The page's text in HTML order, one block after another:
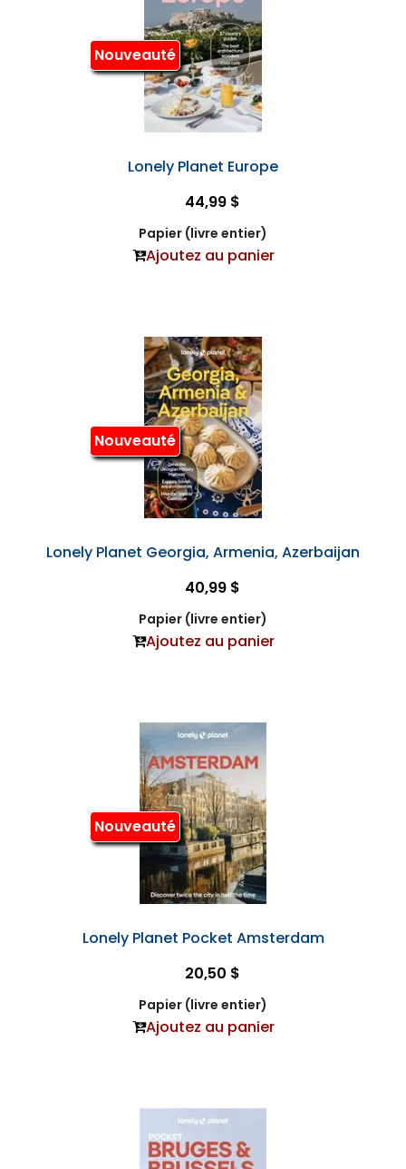
Nouveauté
Lonely Planet Europe
44,99 $
Papier (livre entier)
Ajoutez au panier
Nouveauté
Lonely Planet Georgia, Armenia, Azerbaijan
40,99 $
Papier (livre entier)
Ajoutez au panier
Nouveauté
Lonely Planet Pocket Amsterdam
20,50 $
Papier (livre entier)
Ajoutez au panier